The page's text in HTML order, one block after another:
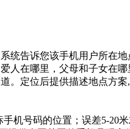
统告诉您该手机用户所在地
人在哪里，父母和子女在哪
。定位后提供描述地点方
机号码的位置；误差5-20